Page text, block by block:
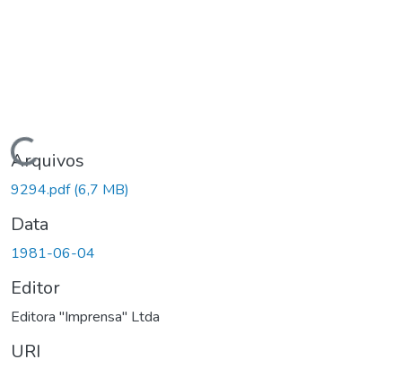
Carregando...
Arquivos
9294.pdf(6,7 MB)
Data
1981-06-04
Editor
Editora "Imprensa" Ltda
URI